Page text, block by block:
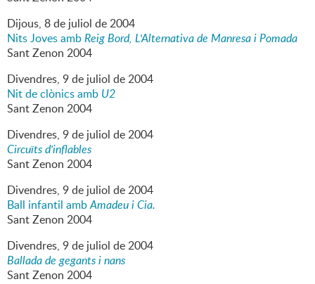
Dijous, 8de juliol de2004
Nits Joves ambReig Bord, L'Alternativa de Manresa i Pomada
Sant Zenon 2004
Divendres, 9de juliol de2004
Nit de clònics amb U2
Sant Zenon 2004
Divendres, 9de juliol de2004
Circuïts d'inflables
Sant Zenon 2004
Divendres, 9de juliol de2004
Ball infantil ambAmadeu i Cia.
Sant Zenon 2004
Divendres, 9de juliol de2004
Ballada de gegants i nans
Sant Zenon 2004